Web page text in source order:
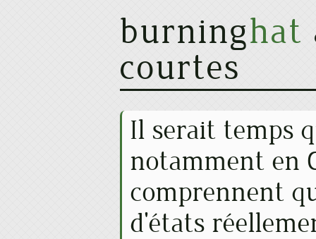
burninghat
courtes
Il serait temps
notamment en
comprennent
d'états